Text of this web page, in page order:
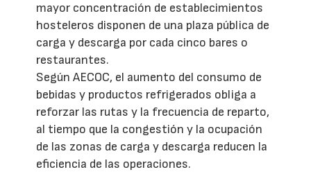
mayor concentración de establecimientos
hosteleros disponen de una plaza pública de
carga y descarga por cada cinco bares o
restaurantes.
Según AECOC, el aumento del consumo de
bebidas y productos refrigerados obliga a
reforzar las rutas y la frecuencia de reparto,
al tiempo que la congestión y la ocupación
de las zonas de carga y descarga reducen la
eficiencia de las operaciones.